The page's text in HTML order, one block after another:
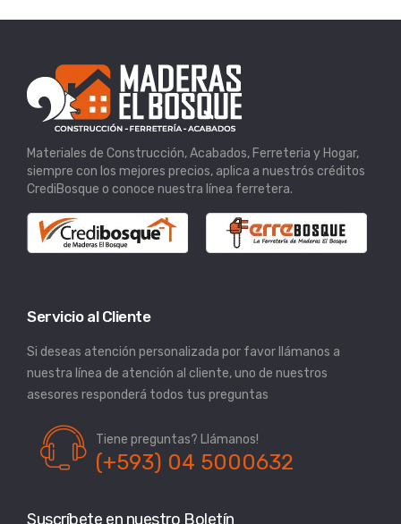
Materiales de Construcción, Acabados, Ferreteria y Hogar,
siempre con los mejores precios, aplica a nuestrós créditos
CrediBosque o conoce nuestra línea ferretera.
Servicio al Cliente
Si deseas atención personalizada por favor llámanos a
nuestra línea de atención al cliente, uno de nuestros
asesores responderá todos tus preguntas
Tiene preguntas? Llámanos!
(+593) 04 5000632
Suscríbete en nuestro Boletín